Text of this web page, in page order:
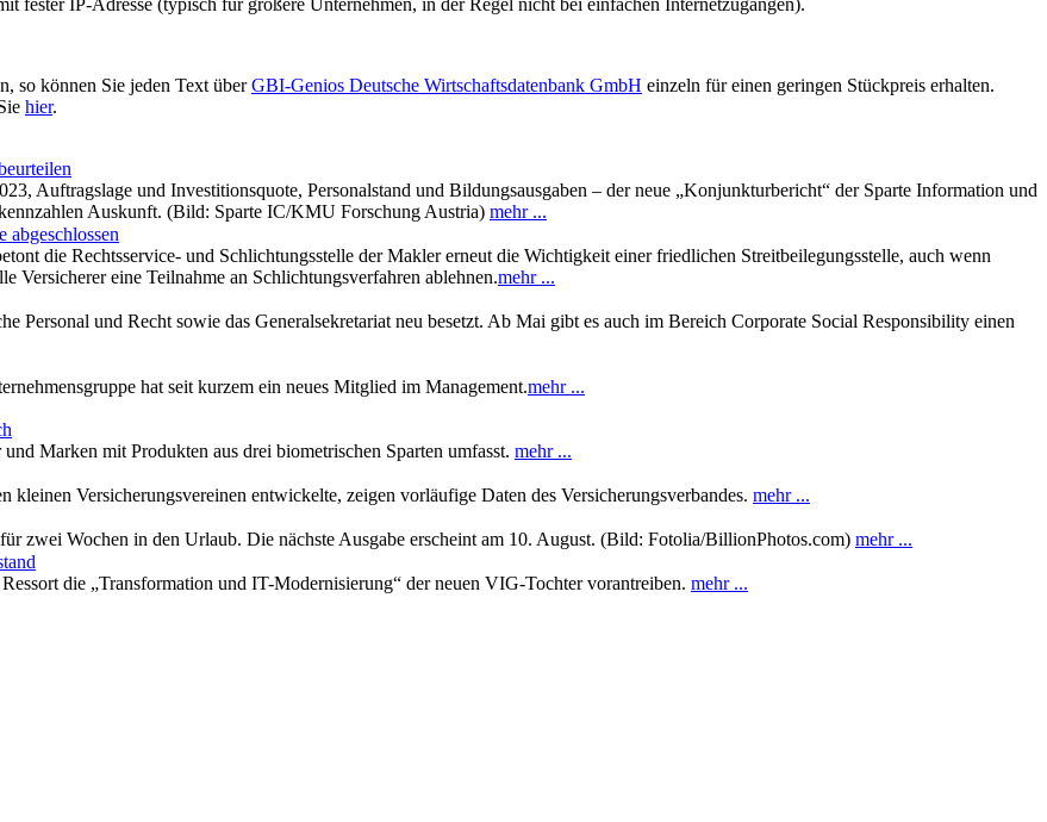
so können Sie jeden Text überGBI-Genios Deutsche Wirtschaftsdatenbank GmbH einzeln für einen geringen Stückpreis erhalten.
hier.
Auftragslage und Investitionsquote, Personalstand und Bildungsausgaben – der neue „Konjunkturbericht“ der Sparte Information und
Auskunft. (Bild: Sparte IC/KMU Forschung Austria) mehr ...
abgeschlossen
die Rechtsservice- und Schlichtungsstelle der Makler erneut die Wichtigkeit einer friedlichen Streitbeilegungsstelle, auch wenn
Versicherer eine Teilnahme an Schlichtungsverfahren ablehnen.mehr ...
Personal und Recht sowie das Generalsekretariat neu besetzt. Ab Mai gibt es auch im Bereich Corporate Social Responsibility einen
hat seit kurzem ein neues Mitglied im Management.mehr ...
Marken mit Produkten aus drei biometrischen Sparten umfasst. mehr ...
kleinen Versicherungsvereinen entwickelte, zeigen vorläufige Daten des Versicherungsverbandes. mehr ...
zwei Wochen in den Urlaub. Die nächste Ausgabe erscheint am 10. August. (Bild: Fotolia/BillionPhotos.com) mehr ...
die „Transformation und IT-Modernisierung“ der neuen VIG-Tochter vorantreiben. mehr ...